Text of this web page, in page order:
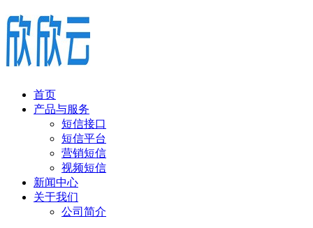
首页
产品与服务
短信接口
短信平台
营销短信
视频短信
新闻中心
关于我们
公司简介